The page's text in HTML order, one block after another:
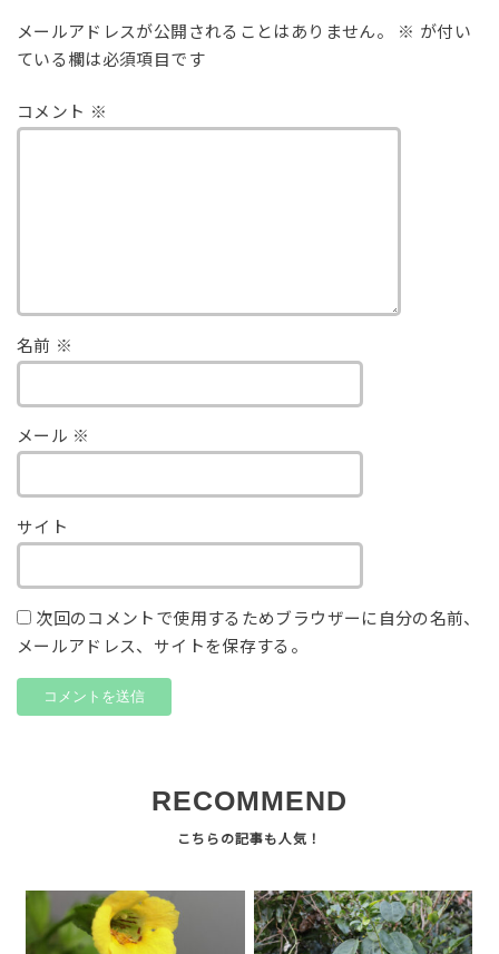
メールアドレスが公開されることはありません。 ※ が付い
ている欄は必須項目です
コメント ※
名前 ※
メール ※
サイト
次回のコメントで使用するためブラウザーに自分の名前、
メールアドレス、サイトを保存する。
RECOMMEND